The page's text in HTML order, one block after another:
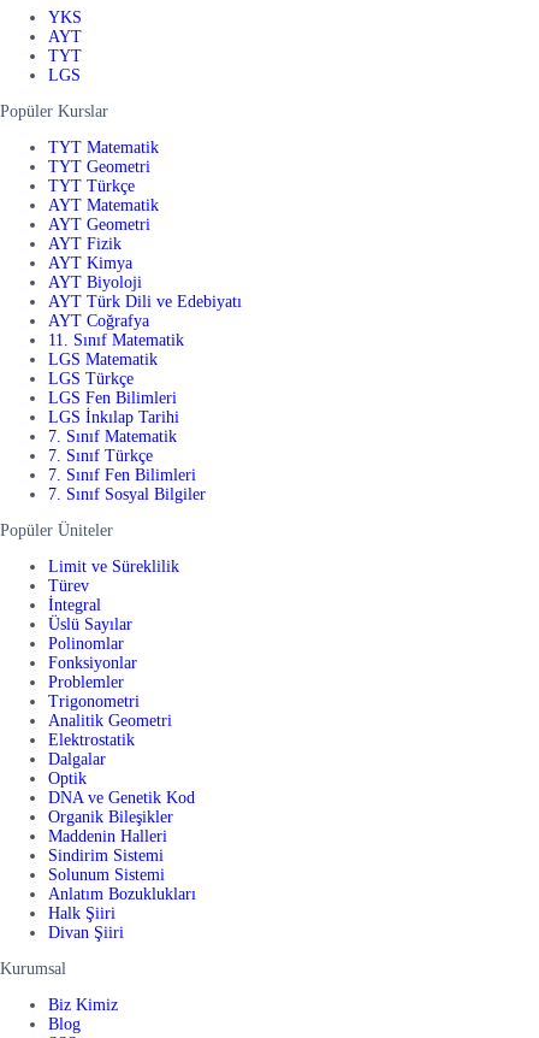
YKS
AYT
TYT
LGS
Popüler Kurslar
TYT Matematik
TYT Geometri
TYT Türkçe
AYT Matematik
AYT Geometri
AYT Fizik
AYT Kimya
AYT Biyoloji
AYT Türk Dili ve Edebiyatı
AYT Coğrafya
11. Sınıf Matematik
LGS Matematik
LGS Türkçe
LGS Fen Bilimleri
LGS İnkılap Tarihi
7. Sınıf Matematik
7. Sınıf Türkçe
7. Sınıf Fen Bilimleri
7. Sınıf Sosyal Bilgiler
Popüler Üniteler
Limit ve Süreklilik
Türev
İntegral
Üslü Sayılar
Polinomlar
Fonksiyonlar
Problemler
Trigonometri
Analitik Geometri
Elektrostatik
Dalgalar
Optik
DNA ve Genetik Kod
Organik Bileşikler
Maddenin Halleri
Sindirim Sistemi
Solunum Sistemi
Anlatım Bozuklukları
Halk Şiiri
Divan Şiiri
Kurumsal
Biz Kimiz
Blog